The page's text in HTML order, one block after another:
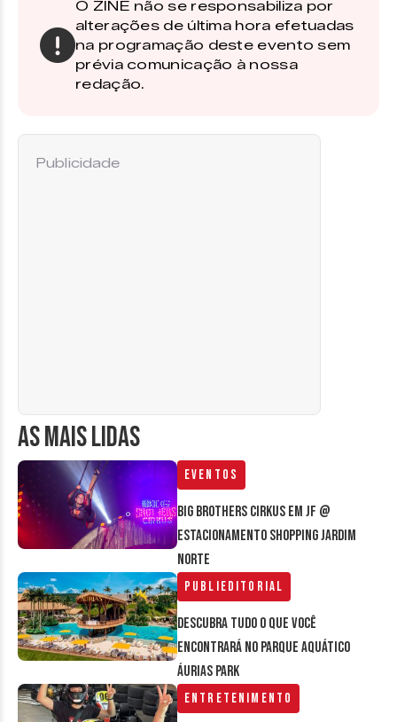
O ZINE não se responsabiliza por
alterações de última hora efetuadas
na programação deste evento sem
prévia comunicação à nossa
redação.
AS MAIS LIDAS
Eventos
Big Brothers Cirkus em JF @
estacionamento Shopping Jardim
Norte
Publieditorial
Descubra tudo o que você
encontrará no parque aquático
Áurias Park
Entretenimento
Publicidade